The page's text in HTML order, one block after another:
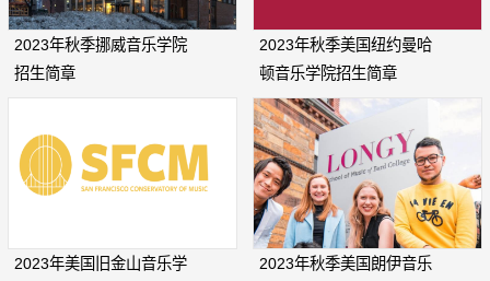
2023年秋季挪威音乐学院
招生简章
2023年秋季美国纽约曼哈
顿音乐学院招生简章
2023年美国旧金山音乐学
2023年秋季美国朗伊音乐